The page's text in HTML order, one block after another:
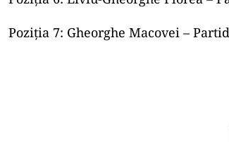
Între primele zece poziții se
Pe pozițiile 5–10 se află candidați